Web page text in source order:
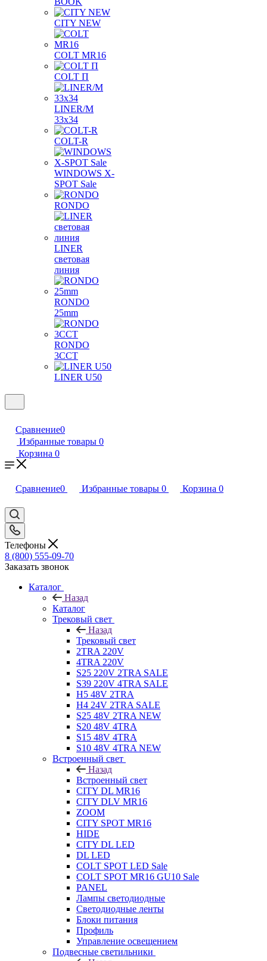
CITY NEW
COLT MR16
COLT П
LINER/М
33х34
COLT-R
WINDOWS X-
SPOT Sale
RONDO
LINER
световая
линия
RONDO
25mm
RONDO
3CCT
LINER U50
Сравнение0
Избранные товары 0
Корзина 0
Сравнение0 Избранные товары 0 Корзина 0
Телефоны
8 (800) 555-09-70
Заказать звонок
Каталог
Назад
Каталог
Трековый свет
Назад
Трековый свет
2TRA 220V
4TRA 220V
S25 220V 2TRA SALE
S39 220V 4TRA SALE
H5 48V 2TRA
H4 24V 2TRA SALE
S25 48V 2TRA NEW
S20 48V 4TRA
S15 48V 4TRA
S10 48V 4TRA NEW
Встроенный свет
Назад
Встроенный свет
CITY DL MR16
CITY DLV MR16
ZOOM
CITY SPOT MR16
HIDE
CITY DL LED
DL LED
COLT SPOT LED Sale
COLT SPOT MR16 GU10 Sale
PANEL
Лампы светодиодные
Светодиодные ленты
Блоки питания
Профиль
Управление освещением
Подвесные светильники